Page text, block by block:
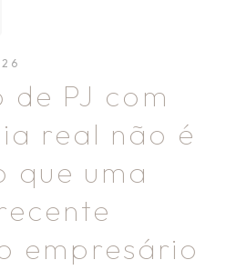
PJ com
real não é
que uma
empresário